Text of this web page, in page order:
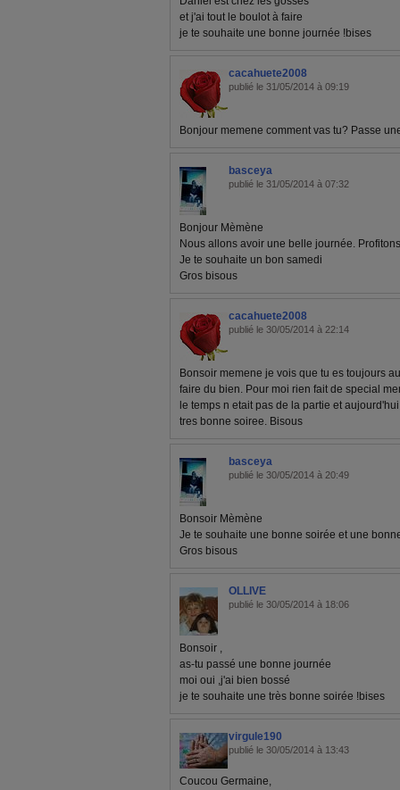
et j'ai tout le boulot à faire
je te souhaite une bonne journée !bises
cacahuete2008
publié le 31/05/2014 à 09:19
Bonjour memene comment vas tu? Passe
basceya
publié le 31/05/2014 à 07:32
Bonjour Mèmène
Nous allons avoir une belle journée.
Je te souhaite un bon samedi
Gros bisous
cacahuete2008
publié le 30/05/2014 à 22:14
Bonsoir memene je vois que tu es toujours
faire du bien. Pour moi rien fait de special
le temps n etait pas de la partie et
tres bonne soiree. Bisous
basceya
publié le 30/05/2014 à 20:49
Bonsoir Mèmène
Je te souhaite une bonne soirée et une
Gros bisous
OLLIVE
publié le 30/05/2014 à 18:06
Bonsoir ,
as-tu passé une bonne journée
moi oui ,j'ai bien bossé
je te souhaite une très bonne soirée !bises
virgule190
publié le 30/05/2014 à 13:43
Coucou Germaine,